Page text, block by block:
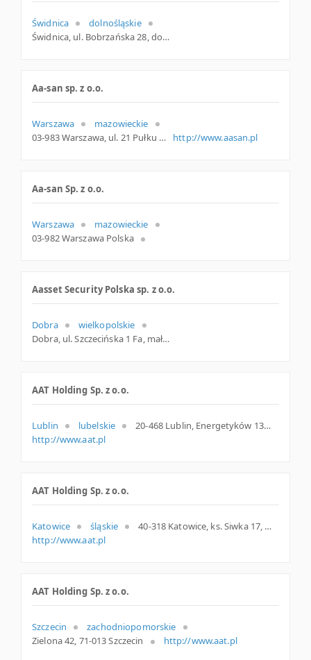
Świdnica
dolnośląskie
Świdnica, ul. Bobrzańska 28, dolnośląskie
Aa-san sp. z o.o.
Warszawa
mazowieckie
03-983 Warszawa, ul. 21 Pułku Piechoty Dzieci Warszawy 11, mazowieckie
http://www.aasan.pl
Aa-san Sp. z o.o.
Warszawa
mazowieckie
03-982 Warszawa Polska
Aasset Security Polska sp. z o.o.
Dobra
wielkopolskie
Dobra, ul. Szczecińska 1 Fa, małopolskie
AAT Holding Sp. z o.o.
Lublin lubelskie
20-468 Lublin, Energetyków 13a, woj. Lubelskie, pow. Lublin, gm. Lublin
http://www.aat.pl
AAT Holding Sp. z o.o.
Katowice śląskie
40-318 Katowice, ks. Siwka 17, woj. Śląskie, pow. Katowice, gm. Katowice
http://www.aat.pl
AAT Holding Sp. z o.o.
Szczecin
zachodniopomorskie
Zielona 42, 71-013 Szczecin
http://www.aat.pl